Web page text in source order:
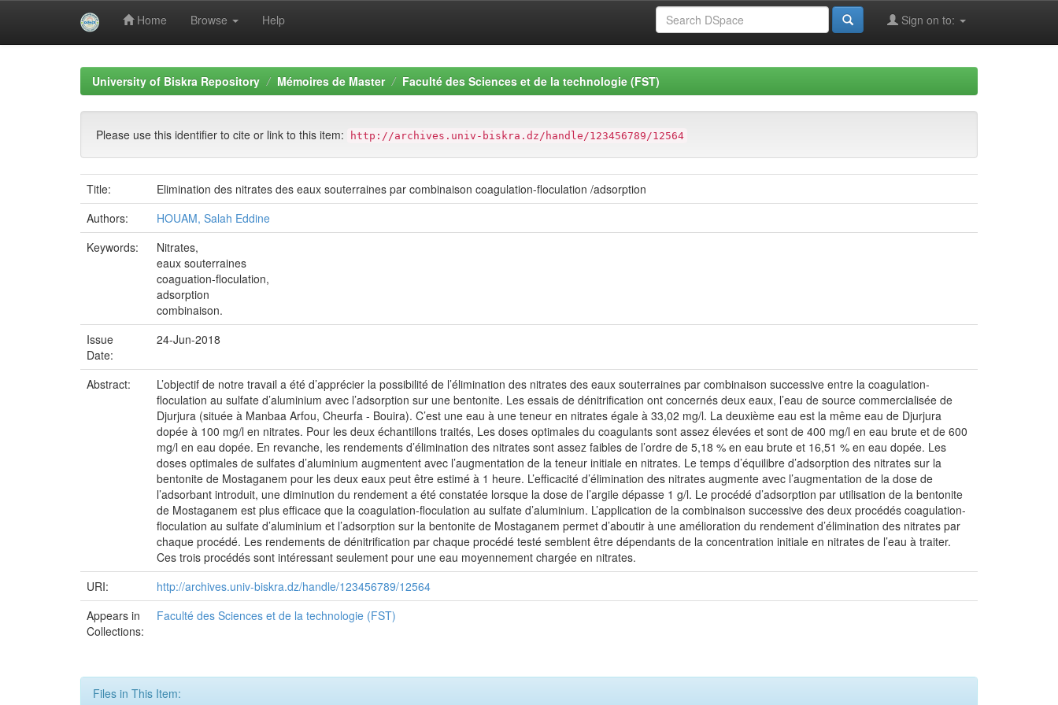
Home Browse Help Sign on to:
University of Biskra Repository Mémoires de Master Faculté des Sciences et de la technologie (FST)
Please use this identifier to cite or link to this item: http://archives.univ-biskra.dz/handle/123456789/12564
Title:
Elimination des nitrates des eaux souterraines par combinaison coagulation-floculation /adsorption
Authors:
HOUAM, Salah Eddine
Keywords:
Nitrates,
eaux souterraines
coaguation-floculation,
adsorption
combinaison.
Issue
Date:
24-Jun-2018
Abstract:
L’objectif de notre travail a été d’apprécier la possibilité de l’élimination des nitrates des eaux souterraines par combinaison successive entre la coagulation-
floculation au sulfate d’aluminium avec l’adsorption sur une bentonite. Les essais de dénitrification ont concernés deux eaux, l’eau de source commercialisée de
Djurjura (située à Manbaa Arfou, Cheurfa - Bouira). C’est une eau à une teneur en nitrates égale à 33,02 mg/l. La deuxième eau est la même eau de Djurjura
dopée à 100 mg/l en nitrates. Pour les deux échantillons traités, Les doses optimales du coagulants sont assez élevées et sont de 400 mg/l en eau brute et de 600
mg/l en eau dopée. En revanche, les rendements d’élimination des nitrates sont assez faibles de l’ordre de 5,18 % en eau brute et 16,51 % en eau dopée. Les
doses optimales de sulfates d’aluminium augmentent avec l’augmentation de la teneur initiale en nitrates. Le temps d’équilibre d’adsorption des nitrates sur la
bentonite de Mostaganem pour les deux eaux peut être estimé à 1 heure. L’efficacité d’élimination des nitrates augmente avec l’augmentation de la dose de
l’adsorbant introduit, une diminution du rendement a été constatée lorsque la dose de l’argile dépasse 1 g/l. Le procédé d’adsorption par utilisation de la bentonite
de Mostaganem est plus efficace que la coagulation-floculation au sulfate d’aluminium. L’application de la combinaison successive des deux procédés coagulation-
floculation au sulfate d’aluminium et l’adsorption sur la bentonite de Mostaganem permet d’aboutir à une amélioration du rendement d’élimination des nitrates par
chaque procédé. Les rendements de dénitrification par chaque procédé testé semblent être dépendants de la concentration initiale en nitrates de l’eau à traiter.
Ces trois procédés sont intéressant seulement pour une eau moyennement chargée en nitrates.
URI:
http://archives.univ-biskra.dz/handle/123456789/12564
Appears in
Collections:
Faculté des Sciences et de la technologie (FST)
Files in This Item: